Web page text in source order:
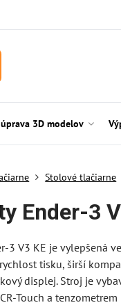
3D modelov
Stolové tlačiarne
Ender-3
3 V3 KE je vylepšená
tisku, širší
displej. Stroj je
Touch a